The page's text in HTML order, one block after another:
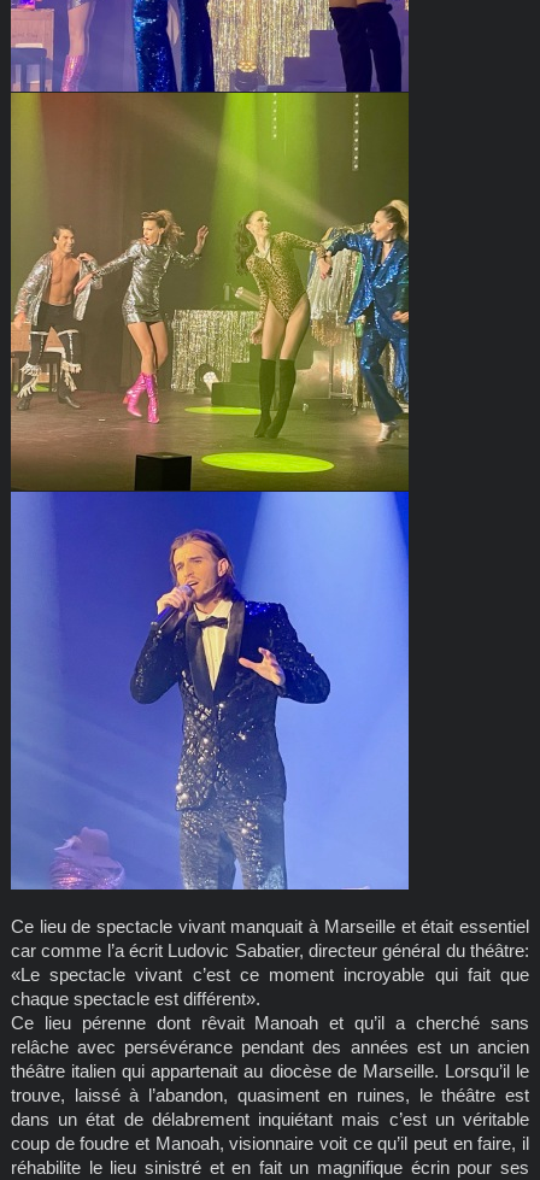
Ce lieu de spectacle vivant manquait à Marseille et était essentiel
car comme l’a écrit Ludovic Sabatier, directeur général du théâtre:
«Le spectacle vivant c’est ce moment incroyable qui fait que
chaque spectacle est différent».
Ce lieu pérenne dont rêvait Manoah et qu’il a cherché sans
relâche avec persévérance pendant des années est un ancien
théâtre italien qui appartenait au diocèse de Marseille. Lorsqu’il le
trouve, laissé à l’abandon, quasiment en ruines, le théâtre est
dans un état de délabrement inquiétant mais c’est un véritable
coup de foudre et Manoah, visionnaire voit ce qu’il peut en faire, il
réhabilite le lieu sinistré et en fait un magnifique écrin pour ses